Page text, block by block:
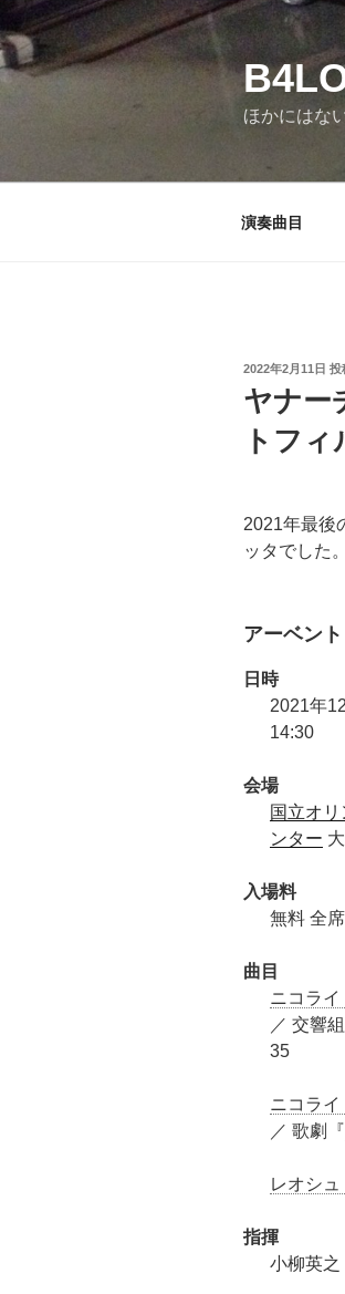
ン
テ
ン
ほかにはな
演奏曲目
投
稿
日:
2022年2月11日 投
ヤナー
トフィ
2021年最後
ッタでした。
アーベン
日時
2021年
14:30
会場
国立オ
ンター
入場料
無料 全
曲目
ニコラ
／ 交響
35
ニコラ
／ 歌劇『
レオシ
指揮
小柳英之